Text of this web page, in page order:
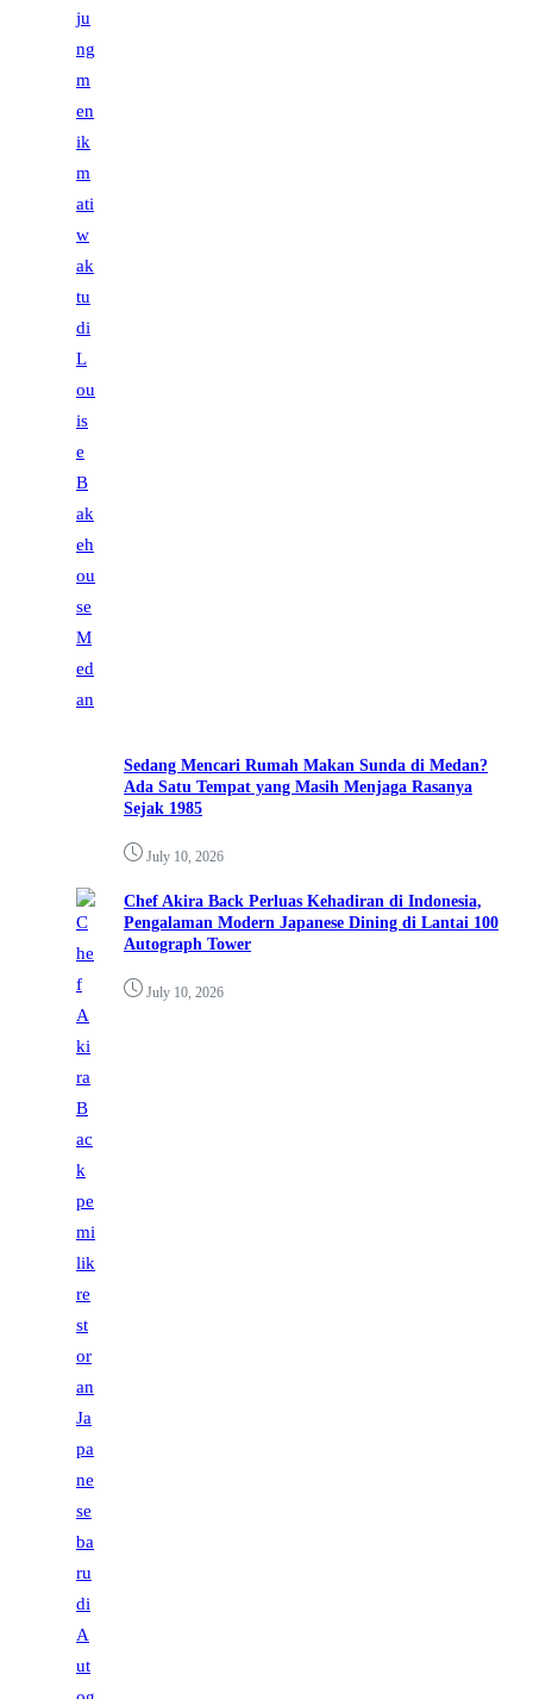
Sedang Mencari Rumah Makan Sunda di Medan?
Ada Satu Tempat yang Masih Menjaga Rasanya
Sejak 1985
July 10, 2026
Chef Akira Back Perluas Kehadiran di Indonesia,
Pengalaman Modern Japanese Dining di Lantai 100
Autograph Tower
July 10, 2026